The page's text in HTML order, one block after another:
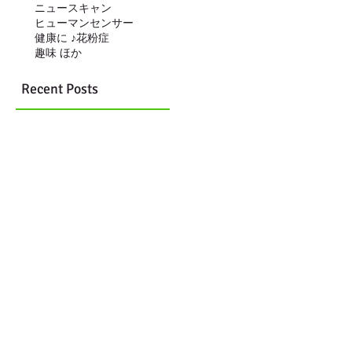
ニュースキャン
ヒューマンセンサー
健康に ♪花粉症
趣味 ほか
Recent Posts